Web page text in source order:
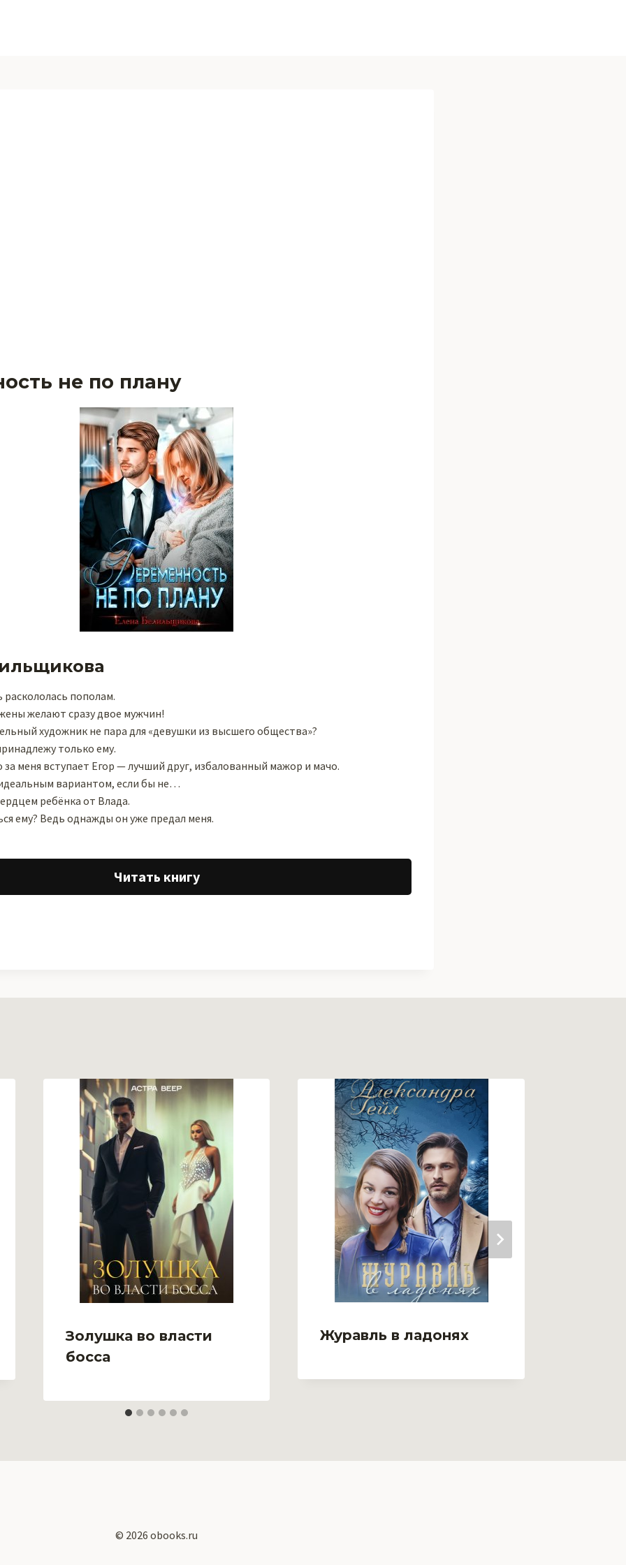
не по плану
пополам.
желают сразу двое мужчин!
художник не пара для «девушки из высшего общества»?
только ему.
за меня вступает Егор — лучший друг, избалованный мажор и мачо.
вариантом, если бы не…
ребёнка от Влада.
ему? Ведь однажды он уже предал меня.
Читать книгу
Золушка во власти
босса
Журавль в ладонях
© 2026 obooks.ru